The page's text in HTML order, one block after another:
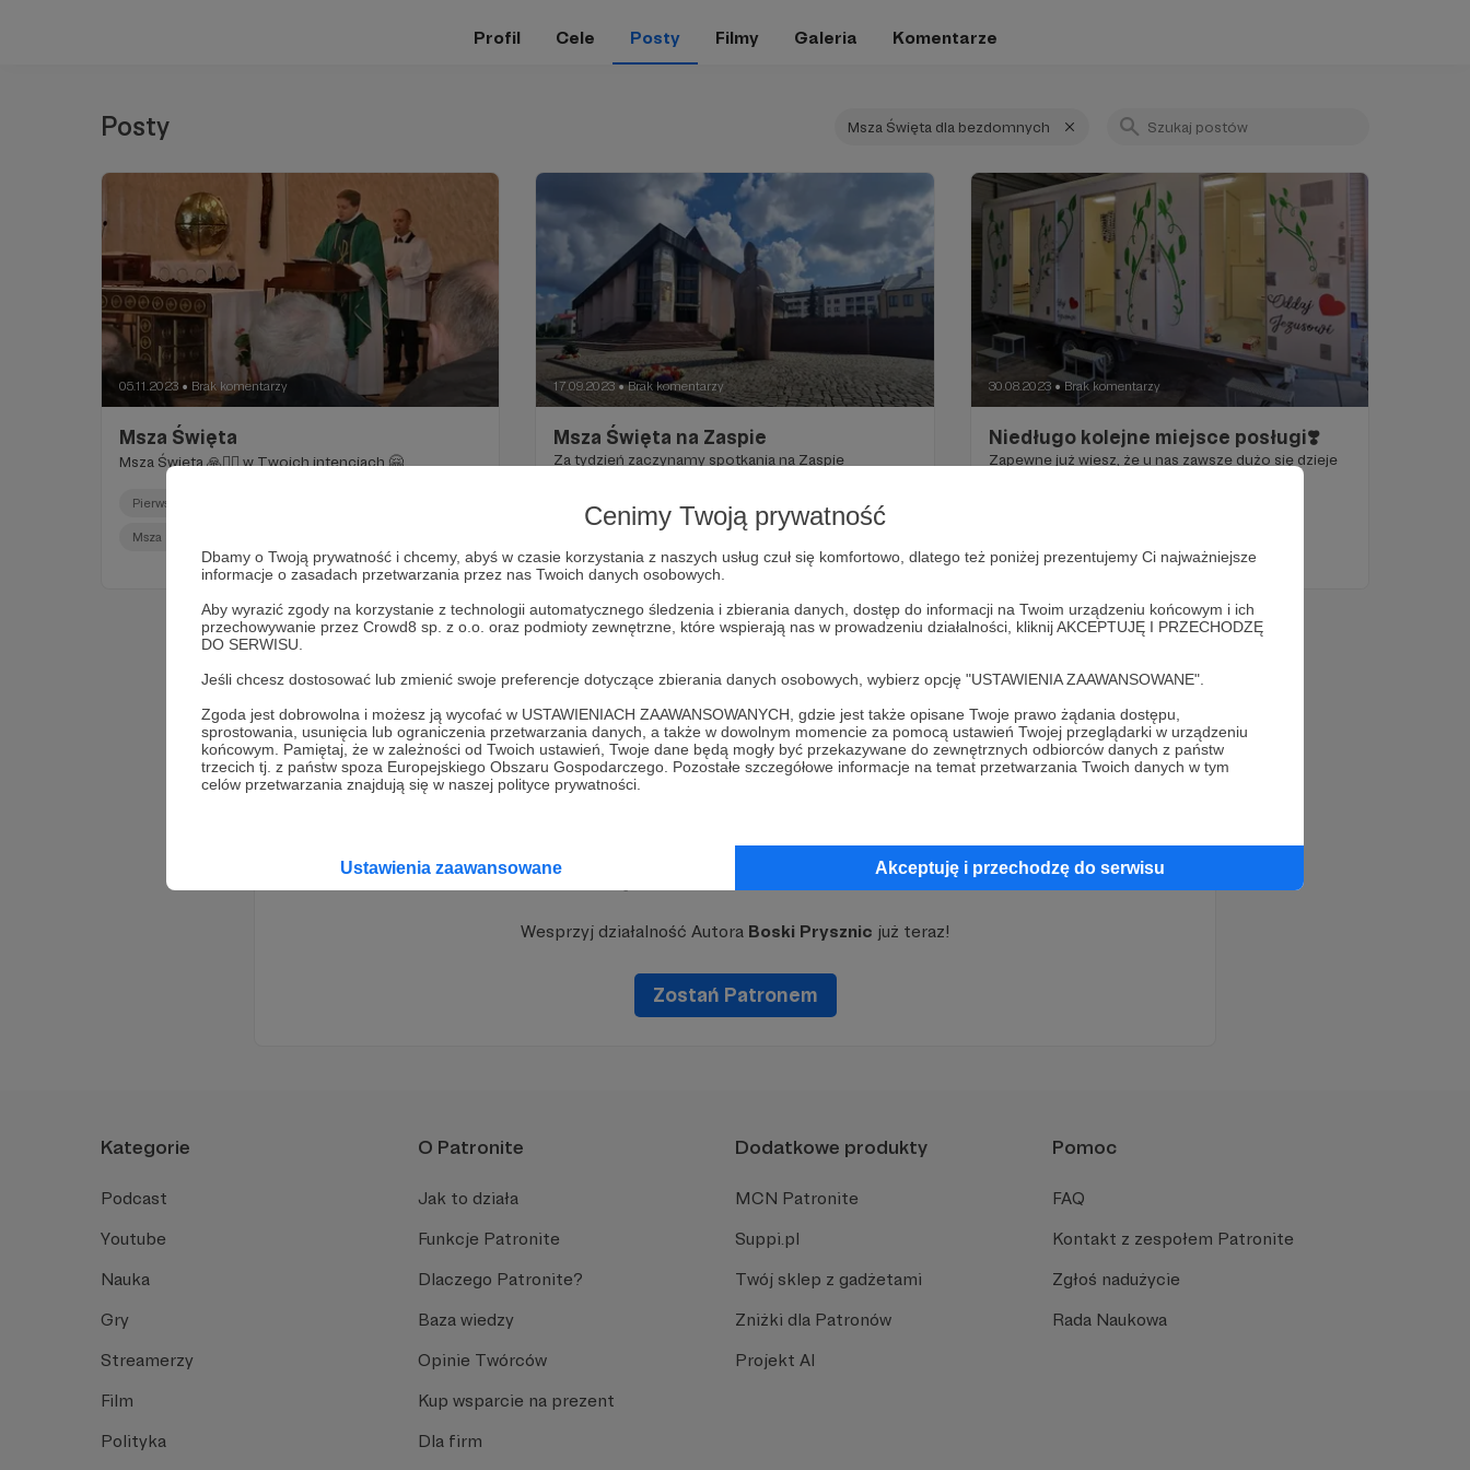
Cenimy Twoją prywatność
Dbamy o Twoją prywatność i chcemy, abyś w czasie korzystania z naszych usług czuł się komfortowo, dlatego też poniżej prezentujemy Ci najważniejsze
informacje o zasadach przetwarzania przez nas Twoich danych osobowych.
Aby wyrazić zgody na korzystanie z technologii automatycznego śledzenia i zbierania danych, dostęp do informacji na Twoim urządzeniu końcowym i ich
przechowywanie przez Crowd8 sp. z o.o. oraz podmioty zewnętrzne, które wspierają nas w prowadzeniu działalności, kliknij AKCEPTUJĘ I PRZECHODZĘ
DO SERWISU.
Jeśli chcesz dostosować lub zmienić swoje preferencje dotyczące zbierania danych osobowych, wybierz opcję "USTAWIENIA ZAAWANSOWANE".
Zgoda jest dobrowolna i możesz ją wycofać w USTAWIENIACH ZAAWANSOWANYCH, gdzie jest także opisane Twoje prawo żądania dostępu,
sprostowania, usunięcia lub ograniczenia przetwarzania danych, a także w dowolnym momencie za pomocą ustawień Twojej przeglądarki w urządzeniu
końcowym. Pamiętaj, że w zależności od Twoich ustawień, Twoje dane będą mogły być przekazywane do zewnętrznych odbiorców danych z państw
trzecich tj. z państw spoza Europejskiego Obszaru Gospodarczego. Pozostałe szczegółowe informacje na temat przetwarzania Twoich danych w tym
celów przetwarzania znajdują się w naszej polityce prywatności.
Ustawienia zaawansowane Akceptuję i przechodzę do serwisu
Profil Cele Posty Filmy Galeria Komentarze
Posty Msza Święta dla bezdomnych
05.11.2023 ● Brak komentarzy
Msza Święta
Msza Święta 🙏❤️‍🔥 w Twoich intencjach 🤗
Pierwsza niedziela miesiąca
Msza Święta dla bezdomnych
17.09.2023 ● Brak komentarzy
Msza Święta na Zaspie
Za tydzień zaczynamy spotkania na Zaspie
Zaspa dla bezdomnych Boski Prysznic na Zaspie
30.08.2023 ● Brak komentarzy
Niedługo kolejne miejsce posługi❣️
Zapewne już wiesz, że u nas zawsze dużo się dzieje
Posługa uliczna +2
Dołącz do grona Patronów!
Wesprzyj działalność Autora Boski Prysznic już teraz!
Zostań Patronem
Kategorie
Podcast
Youtube
Nauka
Gry
Streamerzy
Film
Polityka
O Patronite
Jak to działa
Funkcje Patronite
Dlaczego Patronite?
Baza wiedzy
Opinie Twórców
Kup wsparcie na prezent
Dla firm
Dodatkowe produkty
MCN Patronite
Suppi.pl
Twój sklep z gadżetami
Zniżki dla Patronów
Projekt AI
Pomoc
FAQ
Kontakt z zespołem Patronite
Zgłoś nadużycie
Rada Naukowa